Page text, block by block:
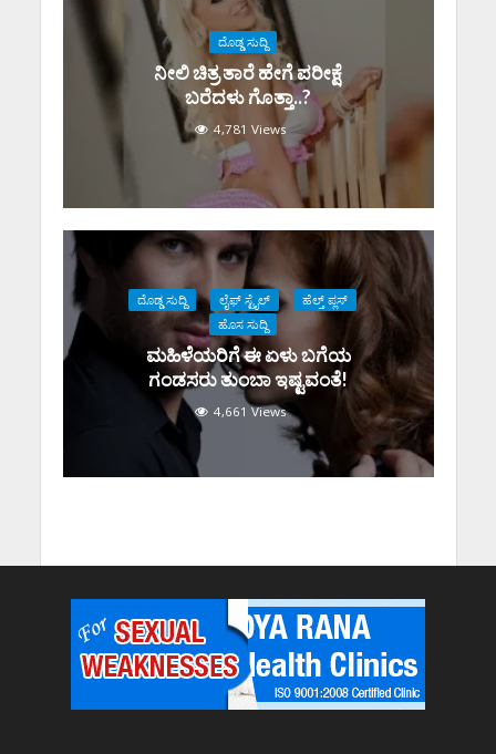
ದೊಡ್ಡ ಸುದ್ದಿ
ನೀಲಿ ಚಿತ್ರ ತಾರೆ ಹೇಗೆ ಪರೀಕ್ಷೆ
ಬರೆದಳು ಗೊತ್ತಾ..?
4,781 Views
ದೊಡ್ಡ ಸುದ್ದಿ ಲೈಫ್ ಸ್ಟೈಲ್
ಹೆಲ್ತ್ ಪ್ಲಸ್
ಹೊಸ ಸುದ್ದಿ
ಮಹಿಳೆಯರಿಗೆ ಈ ಏಳು ಬಗೆಯ
ಗಂಡಸರು ತುಂಬಾ ಇಷ್ಟವಂತೆ!
4,661 Views